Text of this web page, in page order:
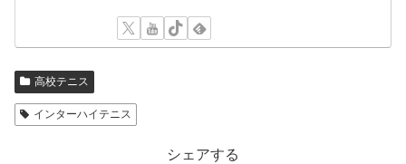
高校テニス
インターハイテニス
シェアする